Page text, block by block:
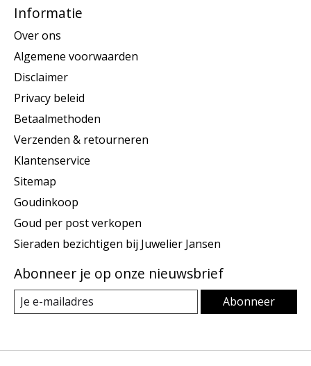
Informatie
Over ons
Algemene voorwaarden
Disclaimer
Privacy beleid
Betaalmethoden
Verzenden & retourneren
Klantenservice
Sitemap
Goudinkoop
Goud per post verkopen
Sieraden bezichtigen bij Juwelier Jansen
Abonneer je op onze nieuwsbrief
Abonneer